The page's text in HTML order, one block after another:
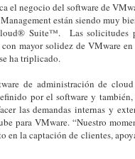
el negocio del software de
están siendo muy
Suite™. Las solicitudes
mayor solidez de VMware
ha triplicado.
de administración de
por el software y
las demandas internas y
para VMware. “Nuestro
en la captación de clientes,